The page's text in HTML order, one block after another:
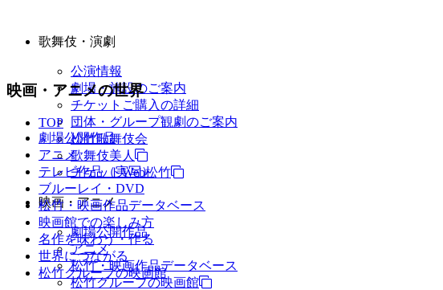
歌舞伎・演劇
公演情報
劇場・施設のご案内
チケットご購入の詳細
団体・グループ観劇のご案内
松竹歌舞伎会
歌舞伎美人
チケットWeb松竹
映画・アニメ
劇場公開作品
アニメ
松竹・映画作品データベース
松竹グループの映画館
映画・アニメの世界
TOP
劇場公開作品
アニメ
テレビ作品（実写）
ブルーレイ・DVD
松竹・映画作品データベース
映画館での楽しみ方
名作を味わう・作る
世界につながる
松竹グループの映画館